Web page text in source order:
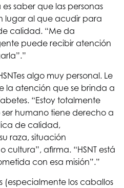
saber que las personas
lugar al que acudir para
calidad. “Me da
puede recibir atención
es algo muy personal. Le
la atención que se brinda a
“Estoy totalmente
humano tiene derecho a
de calidad,
raza, situación
afirma. “HSNT está
con esa misión”.”
(especialmente los caballos